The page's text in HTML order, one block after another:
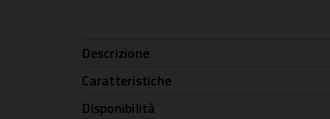
Descrizione
Caratteristiche
Disponibilità